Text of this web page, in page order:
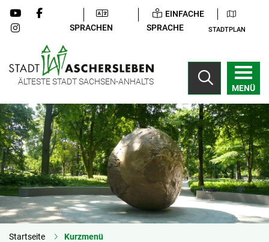
SPRACHEN
EINFACHE
SPRACHE
STADTPLAN
ÄLTESTE STADT SACHSEN-ANHALTS
MENÜ
Startseite Kurzmenü